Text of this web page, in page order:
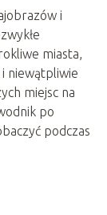
i
miasta,
niewątpliwie
miejsc na
po
podczas